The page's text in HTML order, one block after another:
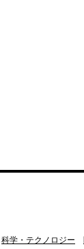
科学・テクノロジー